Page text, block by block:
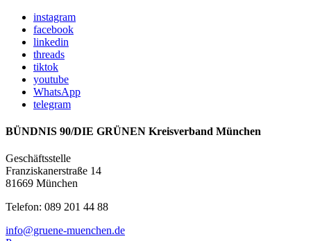
instagram
facebook
linkedin
threads
tiktok
youtube
WhatsApp
telegram
BÜNDNIS 90/DIE GRÜNEN Kreisverband München
Geschäftsstelle
Franziskanerstraße 14
81669 München
Telefon: 089 201 44 88
info@gruene-muenchen.de